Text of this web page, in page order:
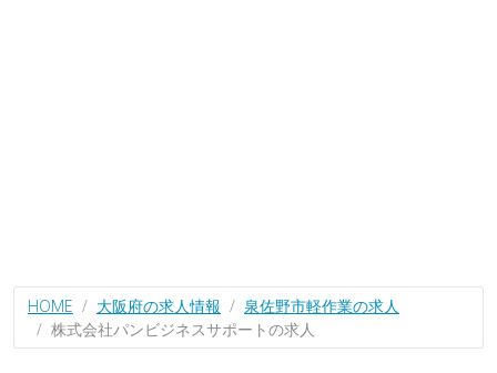
HOME 大阪府の求人情報
泉佐野市軽作業の求人
株式会社パンビジネスサポートの求人